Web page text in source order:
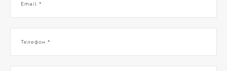
Email *
Телефон *